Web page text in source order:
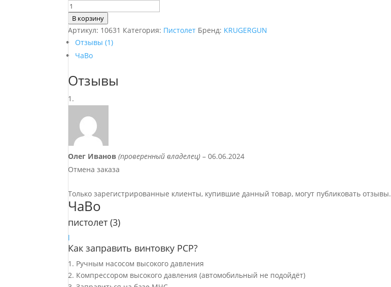
Количество
товара
Комплект
ствол
350
К
42
В корзину
Артикул: 10631 Категория: Пистолет Бренд: KRUGERGUN
Отзывы (1)
ЧаВо
Отзывы
Олег Иванов(проверенный владелец) – 06.06.2024
Отмена заказа
Только зарегистрированные клиенты, купившие данный товар, могут публиковать отзывы.
ЧаВо
пистолет(3)
l
Как заправить винтовку PCP?
1. Ручным насосом высокого давления
2. Компрессором высокого давления (автомобильный не подойдёт)